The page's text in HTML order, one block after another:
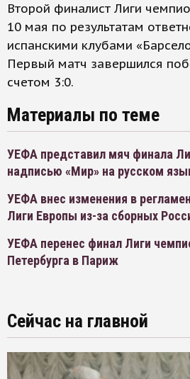
Второй финалист Лиги
10 мая по результатам
испанскими клубами
Первый матч завершился
счетом 3:0.
Материалы по теме
УЕФА представил мяч финала
надписью «Мир» на русском
УЕФА внес изменения в
Лиги Европы из-за сборных
УЕФА перенес финал Лиги
Петербурга в Париж
Сейчас на главной